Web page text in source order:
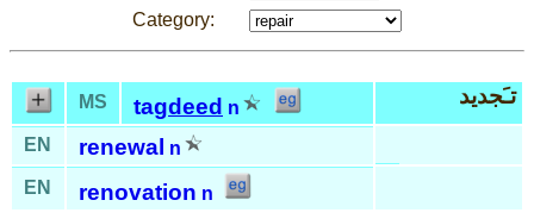
Category:
MS tagdeed n تـَجديد
EN renewal n
EN
renovation n